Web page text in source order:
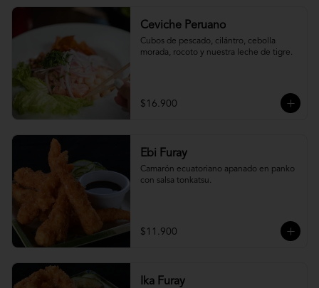
Ceviche Peruano
Cubos de pescado, cilántro, cebolla
morada, rocoto y nuestra leche de tigre.
$16.900
Ebi Furay
Camarón ecuatoriano apanado en panko
con salsa tonkatsu.
$11.900
Ika Furay